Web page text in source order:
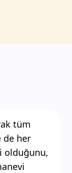
tüm
de her
olduğunu,